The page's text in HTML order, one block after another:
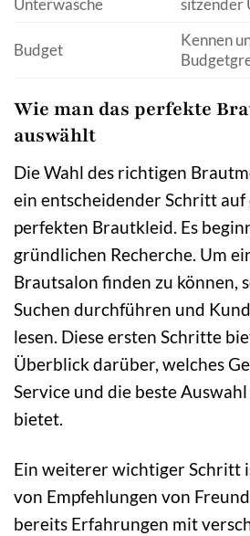
Budget
Kennen
Wie man das perfekte
auswählt
Die Wahl des richtigen
ein entscheidender Schritt auf
perfekten Brautkleid. Es
gründlichen Recherche. Um
Brautsalon finden zu können,
Suchen durchführen und
lesen. Diese ersten Schritte
Überblick darüber, welches
Service und die beste
bietet.
Ein weiterer wichtiger Schritt
von Empfehlungen von
bereits Erfahrungen mit